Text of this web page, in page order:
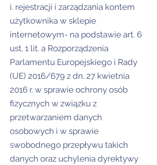
i. rejestracji i zarządzania kontem
użytkownika w sklepie
internetowym- na podstawie art. 6
ust. 1 lit. a Rozporządzenia
Parlamentu Europejskiego i Rady
(UE) 2016/679 z dn. 27 kwietnia
2016 r. w sprawie ochrony osób
fizycznych w związku z
przetwarzaniem danych
osobowych i w sprawie
swobodnego przepływu takich
danych oraz uchylenia dyrektywy